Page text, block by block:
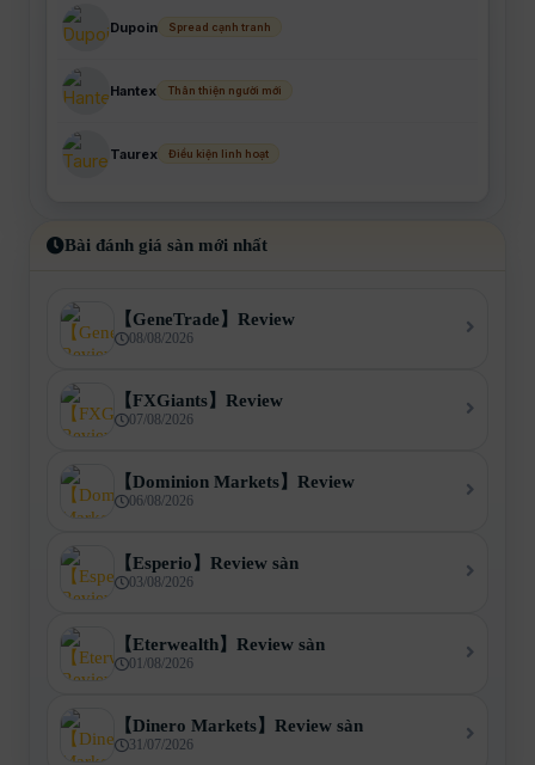
Dupoin Spread cạnh tranh
Hantex Thân thiện người mới
Taurex Điều kiện linh hoạt
Bài đánh giá sàn mới nhất
【GeneTrade】Review
08/08/2026
【FXGiants】Review
07/08/2026
【Dominion Markets】Review
06/08/2026
【Esperio】Review sàn
03/08/2026
【Eterwealth】Review sàn
01/08/2026
【Dinero Markets】Review sàn
31/07/2026